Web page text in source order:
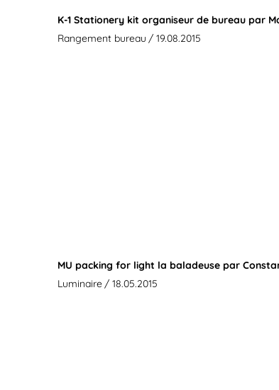
K-1 Stationery kit organiseur de bureau par
Rangement bureau / 19.08.2015
MU packing for light la baladeuse par
Luminaire / 18.05.2015